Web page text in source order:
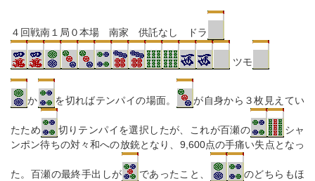
４回戦南１局０本場 南家 供託なし ドラ
ツモ
か を切ればテンパイの場面。 が自身から３枚見えてい
たため 切りテンパイを選択したが、これが百瀬の
シャ
ンポン待ちの対々和への放銃となり、9,600点の手痛い失点となっ
た。百瀬の最終手出しが であったこと、
のどちらもほ